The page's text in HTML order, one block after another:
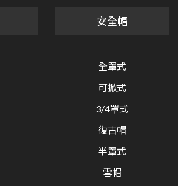
安全帽
全罩式
可掀式
3/4罩式
復古帽
半罩式
雪帽